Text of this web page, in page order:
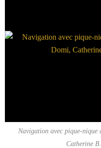
Navigation avec pique-nique
Catherine